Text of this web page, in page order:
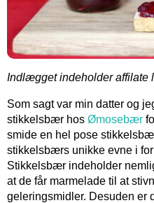
Indlægget indeholder affilate
Som sagt var min datter og
stikkelsbær hos Ømosebær
smide en hel pose
stikkelsbærs unikke evne i
Stikkelsbær indeholder
at de får marmelade til at
geleringsmidler. Desuden er